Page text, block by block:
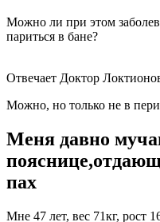
Можно ли при этом
париться в бане?
Отвечает Доктор
Можно, но только не в
Меня давно
пах
Мне 47 лет, вес 71кг, рост